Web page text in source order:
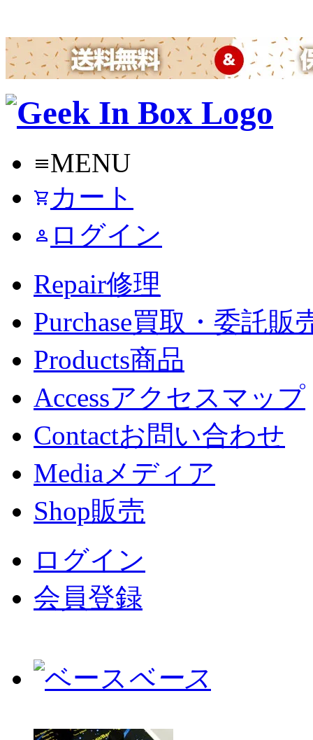
menuMENU
shopping_cart カート
person ログイン
Repair修理
Purchase買取・委託販
Products商品
Accessアクセスマップ
Contactお問い合わせ
Mediaメディア
Shop販売
ログイン
会員登録
ベース